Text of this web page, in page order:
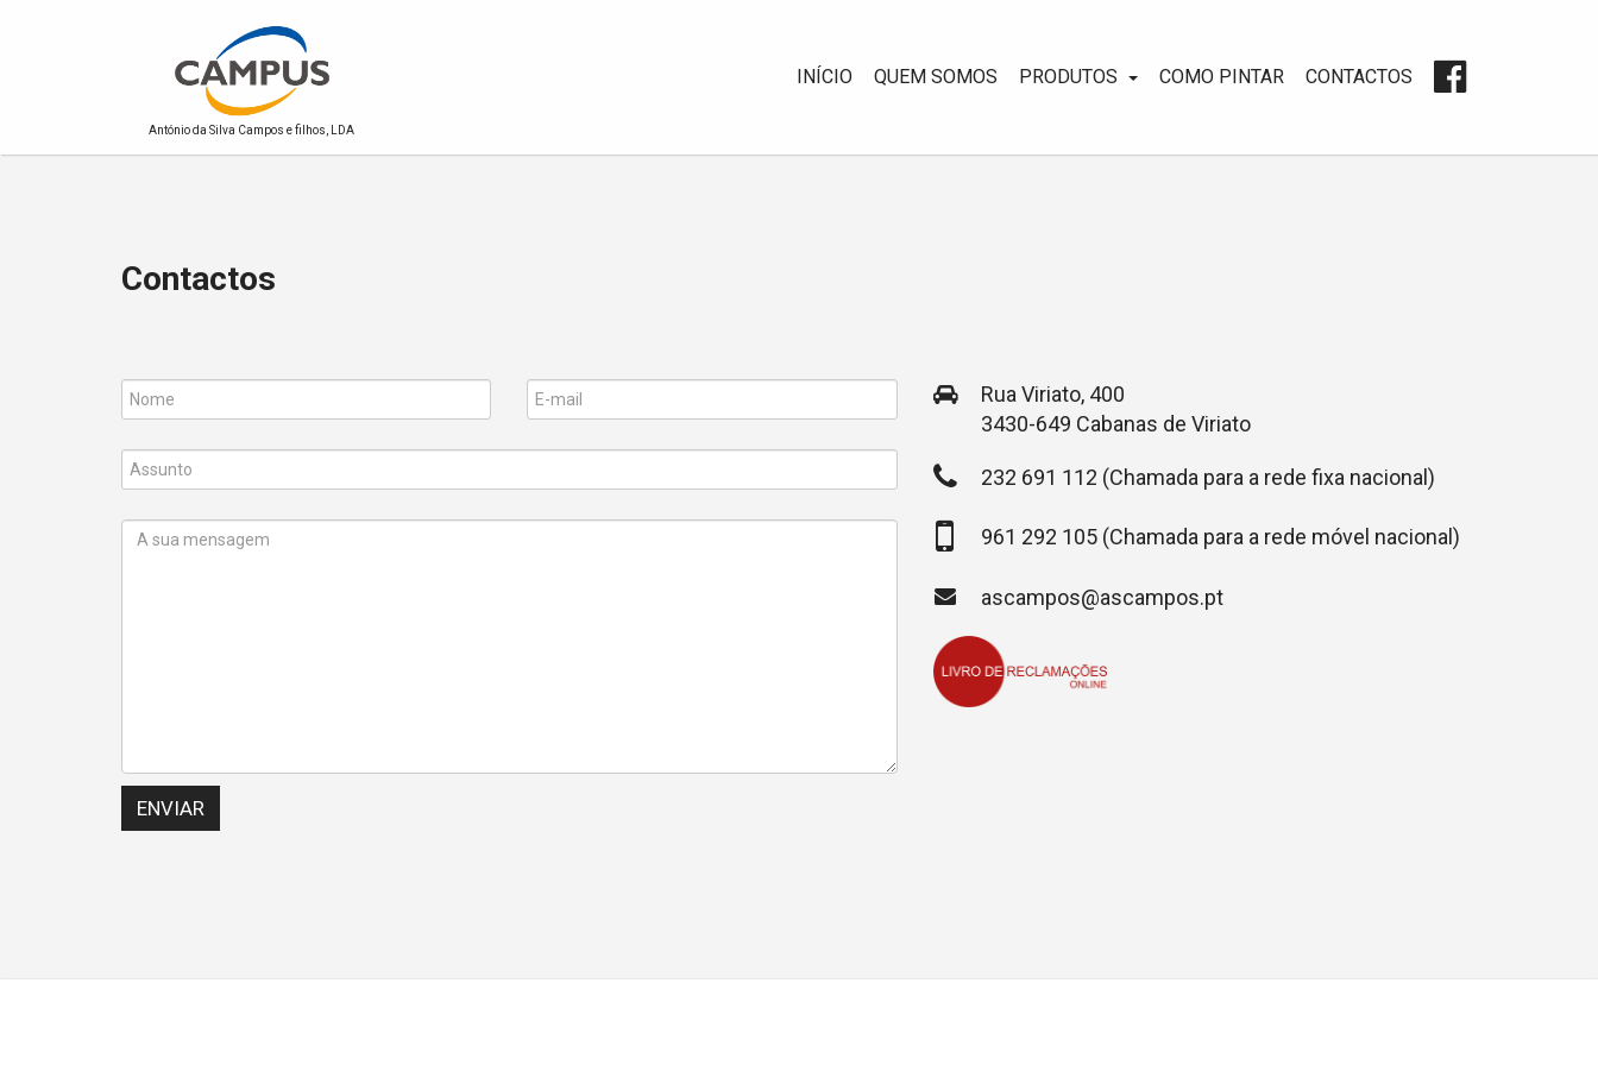
António da Silva Campos e filhos, LDA
INÍCIO QUEM SOMOS PRODUTOS COMO PINTAR CONTACTOS
Contactos
Rua Viriato, 400
3430-649 Cabanas de Viriato
232 691 112 (Chamada para a rede fixa nacional)
961 292 105 (Chamada para a rede móvel nacional)
ascampos@ascampos.pt